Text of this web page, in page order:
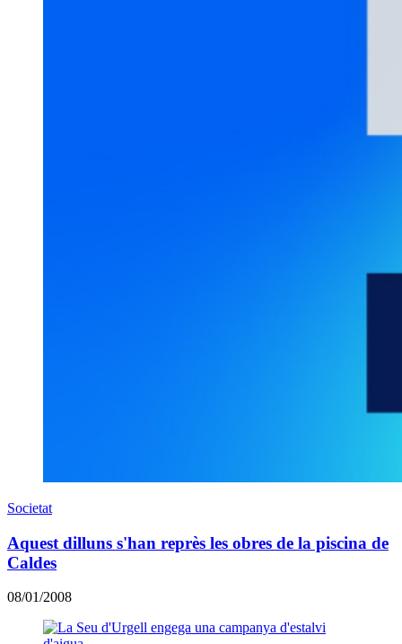
Societat
Aquest dilluns s'han reprès les obres de la piscina de
Caldes
08/01/2008